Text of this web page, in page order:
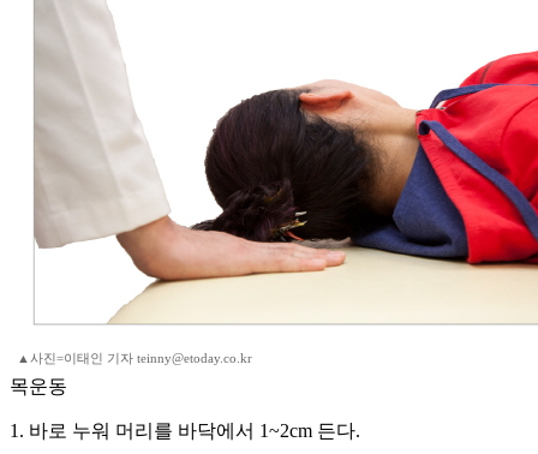
▲사진=이태인 기자 teinny@etoday.co.kr
목운동
1. 바로 누워 머리를 바닥에서 1~2cm 든다.